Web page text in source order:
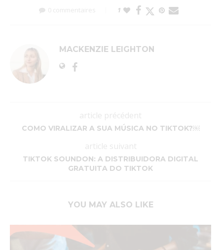
0 commentaires 1
MACKENZIE LEIGHTON
article précédent
COMO VIRALIZAR A SUA MÚSICA NO TIKTOK?￼
article suivant
TIKTOK SOUNDON: A DISTRIBUIDORA DIGITAL
GRATUITA DO TIKTOK
YOU MAY ALSO LIKE